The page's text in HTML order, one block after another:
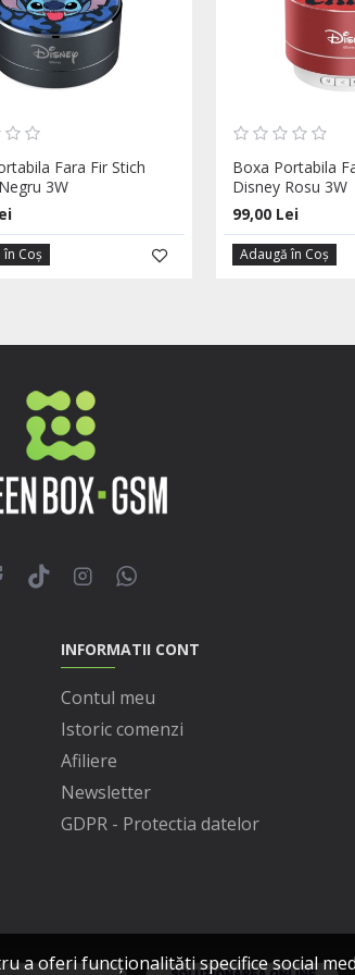
Fara Fir Stich
3W
în Coş
Boxa Portabila
Disney Rosu 3W
99,00 Lei
Adaugă în Coş
INFORMATII CONT
Contul meu
Istoric comenzi
Afiliere
Newsletter
GDPR - Protectia datelor
a oferi funcționalităti specifice social